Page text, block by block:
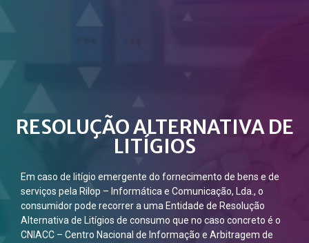
RESOLUÇÃO ALTERNATIVA DE
LITÍGIOS
Em caso de litígio emergente do fornecimento de bens e de
serviços pela Rilop – Informática e Comunicação, Lda., o
consumidor pode recorrer a uma Entidade de Resolução
Alternativa de Litígios de consumo que no caso concreto é o
CNIACC – Centro Nacional de Informação e Arbitragem de